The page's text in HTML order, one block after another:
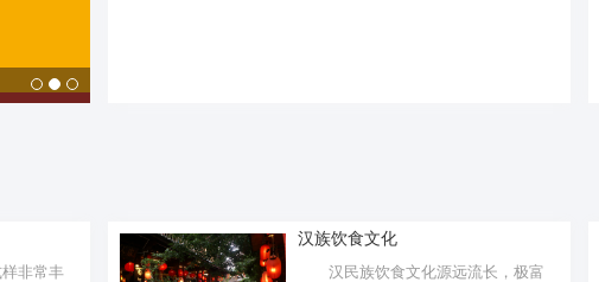
非常丰
汉族饮食文化
汉民族饮食文化源远流长，极富